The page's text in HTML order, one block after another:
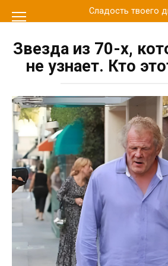
к
Сладость твоего
Звезда из 70-х,
не узнает. Кто